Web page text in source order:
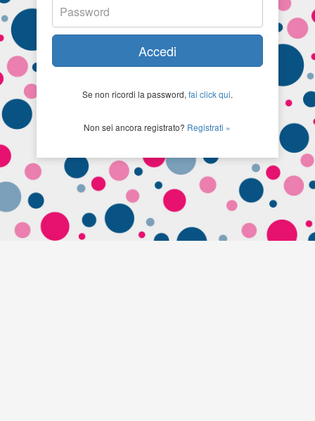
Accedi
Se non ricordi la password, fai click qui.
Non sei ancora registrato? Registrati »